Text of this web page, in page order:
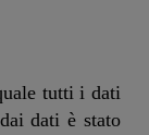
tutti i dati
dati è stato